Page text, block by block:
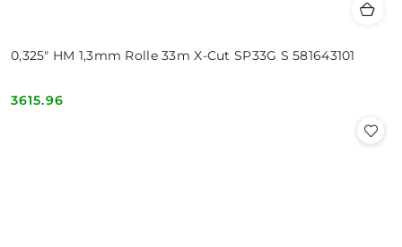
0,325" HM 1,3mm Rolle 33m X-Cut SP33G S 581643101
Cena:
3615.96